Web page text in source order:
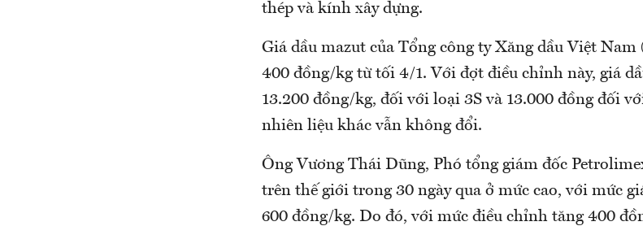
thép và kính xây dựng.
Giá dầu mazut của Tổng công ty Xăng dầu Việt
400 đồng/kg từ tối 4/1. Với đợt điều chỉnh này, giá
13.200 đồng/kg, đối với loại 3S và 13.000 đồng đối
nhiên liệu khác vẫn không đổi.
Ông Vương Thái Dũng, Phó tổng giám đốc
trên thế giới trong 30 ngày qua ở mức cao, với mức
600 đồng/kg. Do đó, với mức điều chỉnh tăng 400